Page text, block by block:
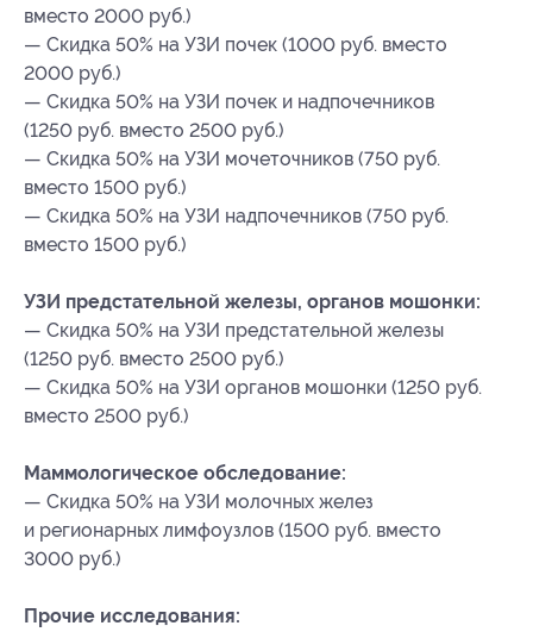
вместо 2000 руб.)
— Скидка 50% на УЗИ почек (1000 руб. вместо
2000 руб.)
— Скидка 50% на УЗИ почек и надпочечников
(1250 руб. вместо 2500 руб.)
— Скидка 50% на УЗИ мочеточников (750 руб.
вместо 1500 руб.)
— Скидка 50% на УЗИ надпочечников (750 руб.
вместо 1500 руб.)
УЗИ предстательной железы, органов мошонки:
— Скидка 50% на УЗИ предстательной железы
(1250 руб. вместо 2500 руб.)
— Скидка 50% на УЗИ органов мошонки (1250 руб.
вместо 2500 руб.)
Маммологическое обследование:
— Скидка 50% на УЗИ молочных желез
и регионарных лимфоузлов (1500 руб. вместо
3000 руб.)
Прочие исследования: